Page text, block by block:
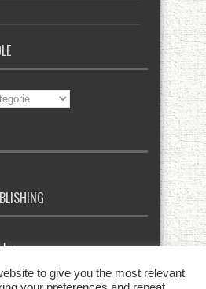
to give you the most relevant